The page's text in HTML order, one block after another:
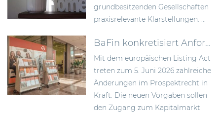
grundbesitzenden Gesellschaften
praxisrelevante Klarstellungen. ...
BaFin konkretisiert Anforderungen an Wertpapierprospekte im Zuge des Listing Act
Mit dem europäischen Listing Act
treten zum 5. Juni 2026 zahlreiche
Änderungen im Prospektrecht in
Kraft. Die neuen Vorgaben sollen
den Zugang zum Kapitalmarkt